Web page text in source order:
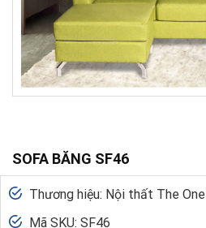
SOFA BĂNG SF46
Thương hiệu: Nội thất The One
Mã SKU: SF46